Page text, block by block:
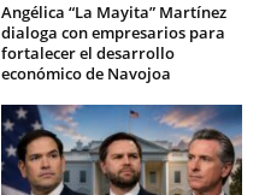
Angélica “La Mayita” Martínez
dialoga con empresarios para
fortalecer el desarrollo
económico de Navojoa